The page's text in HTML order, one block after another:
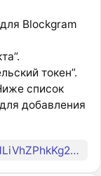
Blockgram
токен”.
список
добавления
JA5mHRoGXNvjfBQPYzhnoENLiVhZPhkKg2nxzx2xvaQT